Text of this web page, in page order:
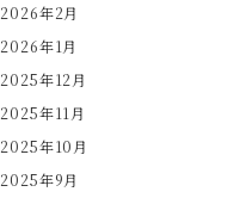
2026年2月
2026年1月
2025年12月
2025年11月
2025年10月
2025年9月